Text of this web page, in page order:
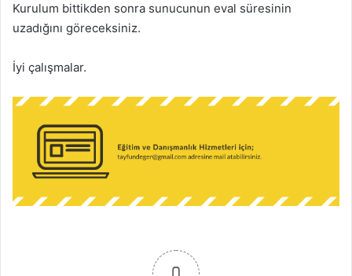
Kurulum bittikden sonra sunucunun eval süresinin
uzadığını göreceksiniz.
İyi çalışmalar.